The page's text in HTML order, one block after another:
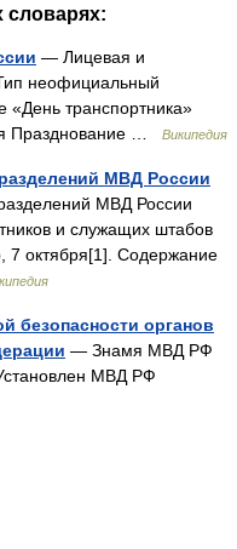
словарях:
— Лицевая и
неофициальный
«День транспортника»
Празднование …
Википедия
МВД России
МВД России
и служащих штабов
7 октября[1]. Содержание
безопасности органов
— Знамя МВД РФ
МВД РФ